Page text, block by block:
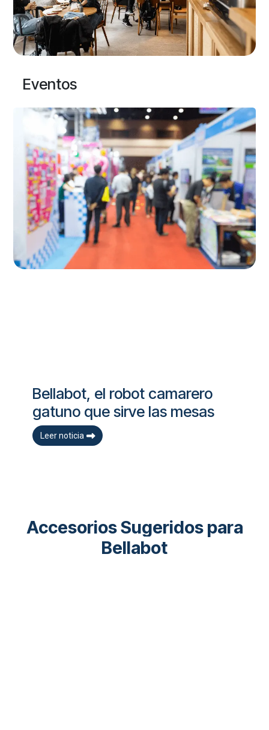
Eventos
Bellabot, el robot camarero
gatuno que sirve las mesas
Leer noticia
Accesorios Sugeridos para
Bellabot